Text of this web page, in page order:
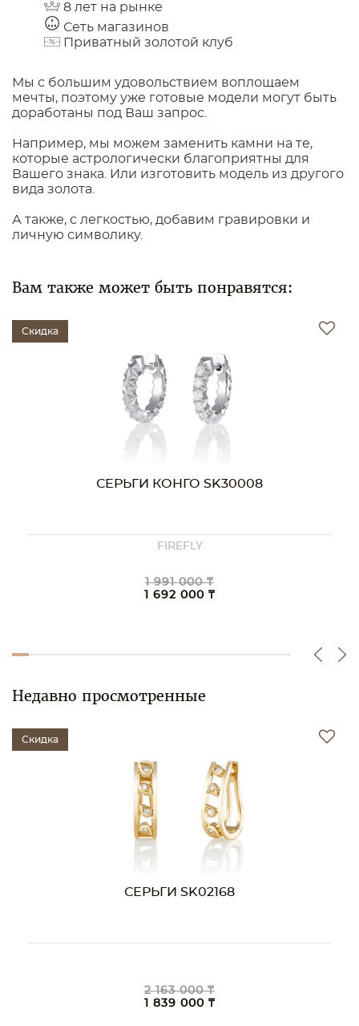
8 лет на рынке
Сеть магазинов
Приватный золотой клуб
Мы с большим удовольствием воплощаем
мечты, поэтому уже готовые модели могут быть
доработаны под Ваш запрос.
Например, мы можем заменить камни на те,
которые астрологически благоприятны для
Вашего знака. Или изготовить модель из другого
вида золота.
А также, с легкостью, добавим гравировки и
личную символику.
Вам также может быть понравятся:
Скидка
СЕРЬГИ КОНГО SK30008
FIREFLY
1 991 000 ₸
1 692 000 ₸
Недавно просмотренные
Скидка
СЕРЬГИ SK02168
2 163 000 ₸
1 839 000 ₸